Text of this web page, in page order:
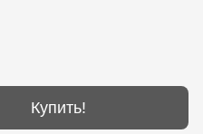
Купить!